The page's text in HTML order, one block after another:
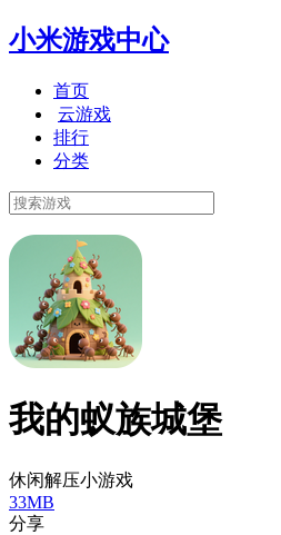
小米游戏中心
首页
云游戏
排行
分类
我的蚁族城堡
休闲解压小游戏
33MB
分享